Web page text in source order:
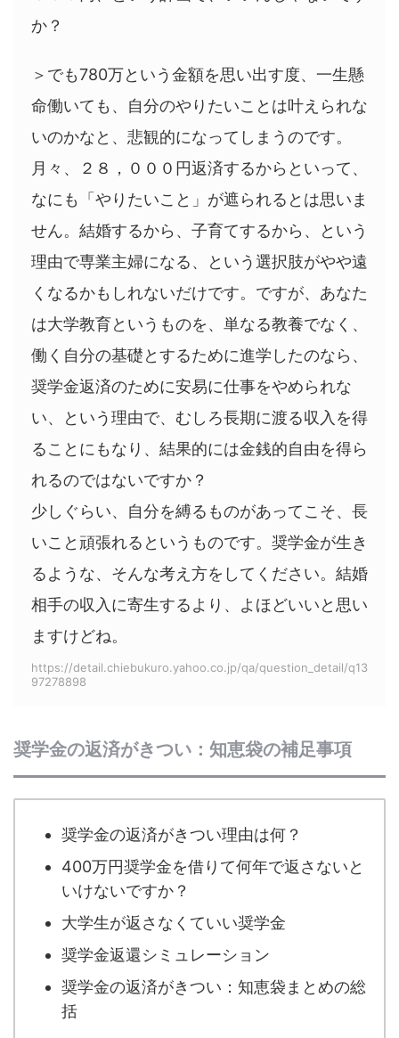
か？
＞でも780万という金額を思い出す度、一生懸
命働いても、自分のやりたいことは叶えられな
いのかなと、悲観的になってしまうのです。
月々、２８，０００円返済するからといって、
なにも「やりたいこと」が遮られるとは思いま
せん。結婚するから、子育てするから、という
理由で専業主婦になる、という選択肢がやや遠
くなるかもしれないだけです。ですが、あなた
は大学教育というものを、単なる教養でなく、
働く自分の基礎とするために進学したのなら、
奨学金返済のために安易に仕事をやめられな
い、という理由で、むしろ長期に渡る収入を得
ることにもなり、結果的には金銭的自由を得ら
れるのではないですか？
少しぐらい、自分を縛るものがあってこそ、長
いこと頑張れるというものです。奨学金が生き
るような、そんな考え方をしてください。結婚
相手の収入に寄生するより、よほどいいと思い
ますけどね。
https://detail.chiebukuro.yahoo.co.jp/qa/question_detail/q13
97278898
奨学金の返済がきつい：知恵袋の補足事項
奨学金の返済がきつい理由は何？
400万円奨学金を借りて何年で返さないと
いけないですか？
大学生が返さなくていい奨学金
奨学金返還シミュレーション
奨学金の返済がきつい：知恵袋まとめの総
括